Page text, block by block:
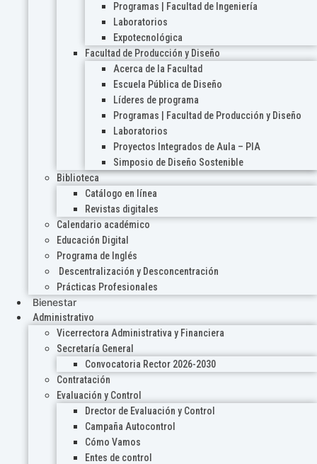
Programas | Facultad de Ingeniería
Laboratorios
Expotecnológica
Facultad de Producción y Diseño
Acerca de la Facultad
Escuela Pública de Diseño
Líderes de programa
Programas | Facultad de Producción y Diseño
Laboratorios
Proyectos Integrados de Aula – PIA
Simposio de Diseño Sostenible
Biblioteca
Catálogo en línea
Revistas digitales
Calendario académico
Educación Digital
Programa de Inglés
Descentralización y Desconcentración
Prácticas Profesionales
Bienestar
Administrativo
Vicerrectora Administrativa y Financiera
Secretaría General
Convocatoria Rector 2026-2030
Contratación
Evaluación y Control
Drector de Evaluación y Control
Campaña Autocontrol
Cómo Vamos
Entes de control